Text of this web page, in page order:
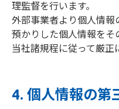
理監督を行います。
外部事業者より個人情報
預かりした個人情報をそ
当社諸規程に従って厳正
4. 個人情報の第